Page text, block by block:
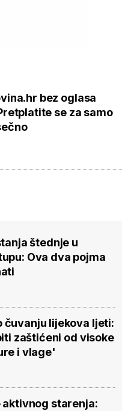
bez oglasa
se za samo
štednje u
Ova dva pojma
čuvanju lijekova ljeti:
zaštićeni od visoke
i vlage'
aktivnog starenja: